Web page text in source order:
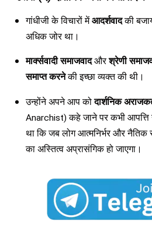
गांधीजी के विचारों मेंआदर्शवादकी
अधिक जोर था।
मार्क्सवादी समाजवादऔरश्रेणी
समाप्त करनेकी इच्छा व्यक्त की थी।
उन्होंने अपने आप कोदार्शनिक
Anarchist) कहे जाने पर कभी आपत्ति
था कि जब लोग आत्मनिर्भर और
का अस्तित्व अप्रासंगिक हो जाएगा।